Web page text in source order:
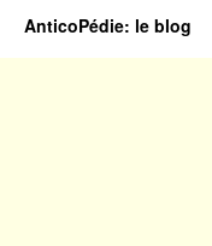
AnticoPédie: le blog